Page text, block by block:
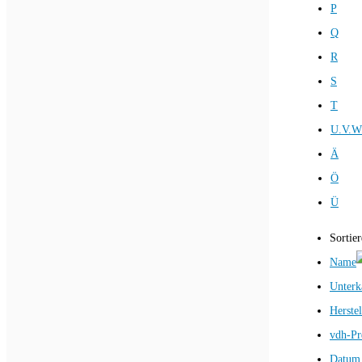
P
Q
R
S
T
Ä
Ö
Ü
Name
vdh-
Datum